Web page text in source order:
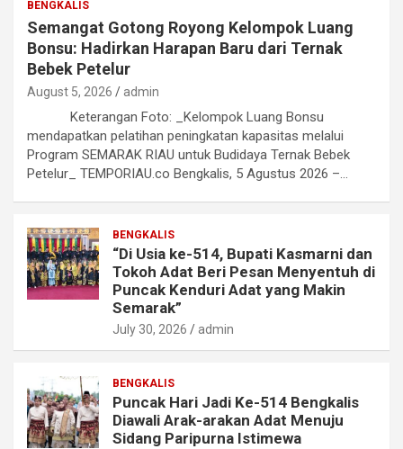
BENGKALIS
Semangat Gotong Royong Kelompok Luang
Bonsu: Hadirkan Harapan Baru dari Ternak
Bebek Petelur
August 5, 2026 admin
Keterangan Foto: _Kelompok Luang Bonsu
mendapatkan pelatihan peningkatan kapasitas melalui
Program SEMARAK RIAU untuk Budidaya Ternak Bebek
Petelur_ TEMPORIAU.co Bengkalis, 5 Agustus 2026 –…
BENGKALIS
“Di Usia ke-514, Bupati Kasmarni dan
Tokoh Adat Beri Pesan Menyentuh di
Puncak Kenduri Adat yang Makin
Semarak”
July 30, 2026 admin
BENGKALIS
Puncak Hari Jadi Ke-514 Bengkalis
Diawali Arak-arakan Adat Menuju
Sidang Paripurna Istimewa